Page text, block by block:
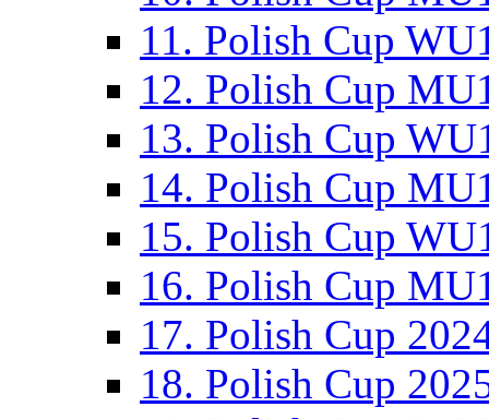
11. Polish Cup
12. Polish Cup
13. Polish Cup
14. Polish Cup
15. Polish Cup
16. Polish Cup
17. Polish Cup
18. Polish Cup